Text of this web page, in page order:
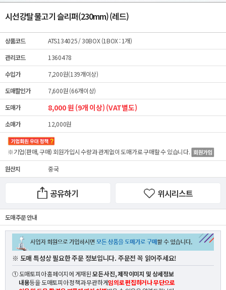
시선강탈 물고기 슬리퍼(230mm) (레드)
상품코드 ATS134025/ 30BOX (1BOX : 1개)
관리코드
1360478
수입가
7,200원(139개이상)
도매할인가
7,600원 (66개이상)
도매가
8,000 원 (9개 이상) (VAT별도)
소매가 12,000원
※기업(판매, 구매) 회원가입시 수량과 관계없이도매가로 구매할 수 있습니다.
원산지 중국
공유하기 위시리스트
도매 주문 안내
※ 도매 특성상 필요한 주문 정보입니다. 주문전 꼭 읽어주세요!
① 도매토피아 홈페이지에 게재된모든 사진, 제작이미지 및 상세정보
내용등을 도매토피아 정책과 무관하게임의로 편집하거나 무단으로